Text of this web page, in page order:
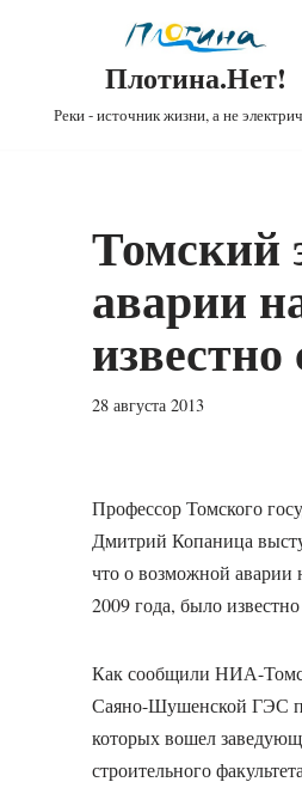
Плотина.Нет!
Реки - источник жизни, а не
Томский
аварии
известно
28 августа 2013
Профессор Томского
Дмитрий Копаница
что о возможной
2009 года, было
Как сообщили НИА-
Саяно-Шушенской ГЭС
которых вошел
строительного